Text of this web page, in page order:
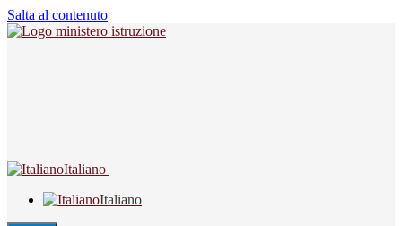
Salta al contenuto
Italiano
Italiano